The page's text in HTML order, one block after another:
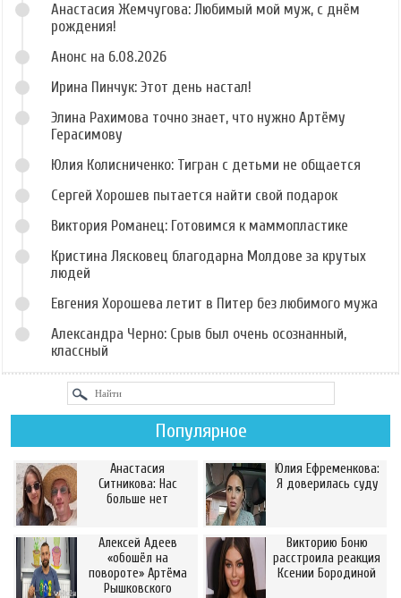
Анастасия Жемчугова: Любимый мой муж, с днём
рождения!
Анонс на 6.08.2026
Ирина Пинчук: Этот день настал!
Элина Рахимова точно знает, что нужно Артёму
Герасимову
Юлия Колисниченко: Тигран с детьми не общается
Сергей Хорошев пытается найти свой подарок
Виктория Романец: Готовимся к маммопластике
Кристина Лясковец благодарна Молдове за крутых
людей
Евгения Хорошева летит в Питер без любимого мужа
Александра Черно: Срыв был очень осознанный,
классный
Популярное
Анастасия
Ситникова: Нас
больше нет
Юлия Ефременкова:
Я доверилась суду
Алексей Адеев
«обошёл на
повороте» Артёма
Рышковского
Викторию Боню
расстроила реакция
Ксении Бородиной